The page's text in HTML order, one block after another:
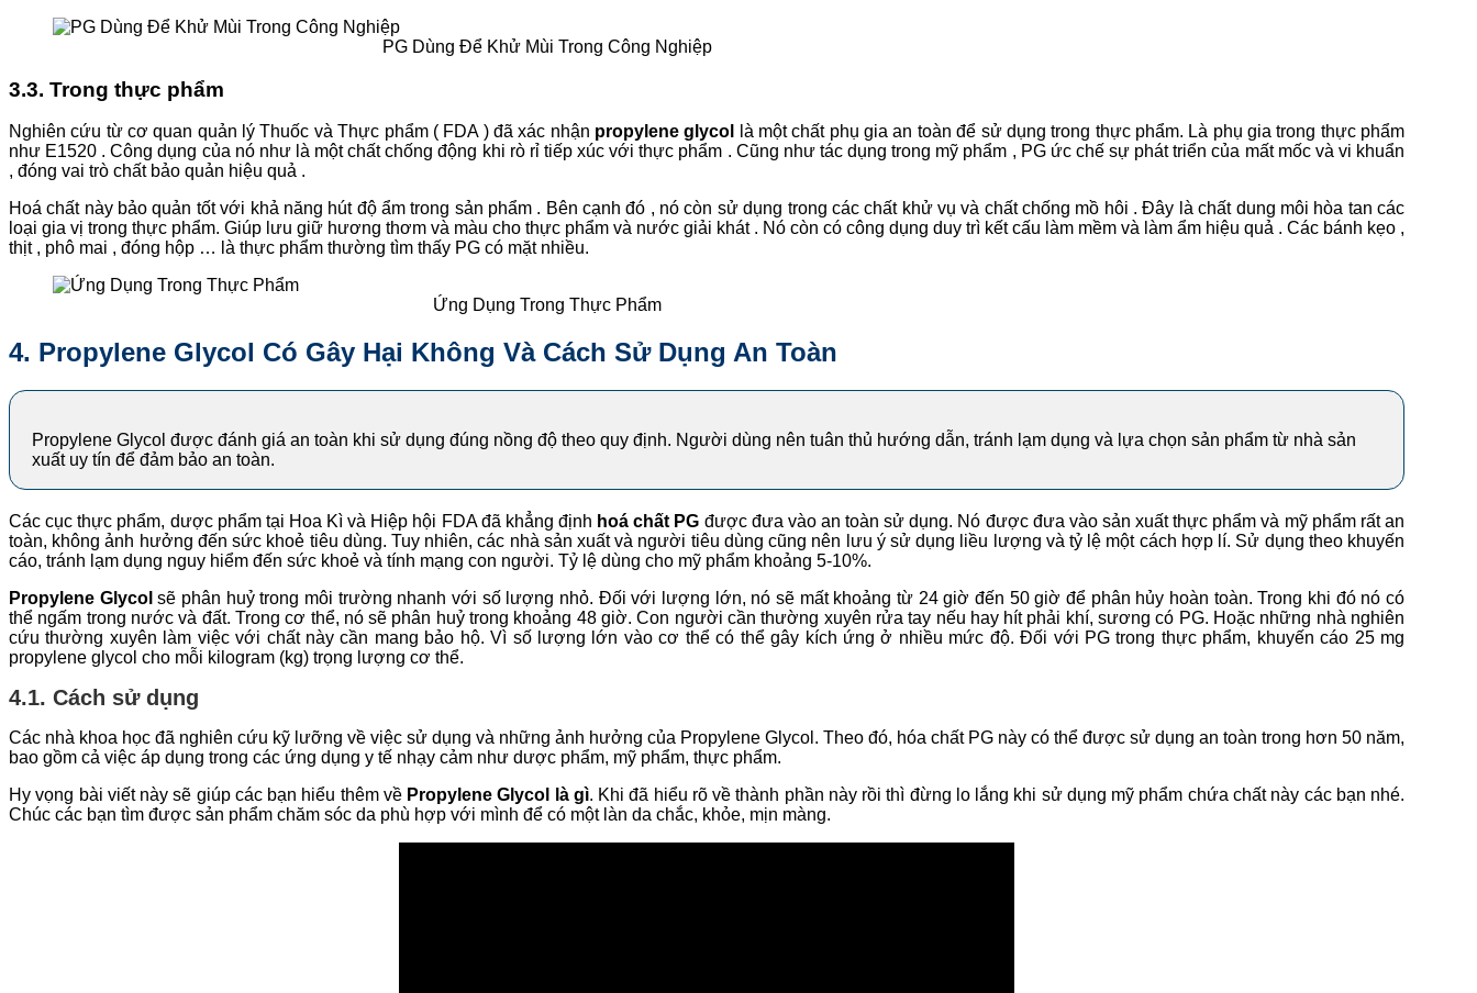
PG Dùng Để Khử Mùi Trong Công Nghiệp
3.3. Trong thực phẩm
Nghiên cứu từ cơ quan quản lý Thuốc và Thực phẩm ( FDA ) đã xác nhận propylene glycol
là một chất phụ gia an toàn để sử dụng trong thực phẩm. Là phụ gia trong thực phẩm
như E1520 . Công dụng của nó như là một chất chống động khi rò rỉ tiếp xúc với thực phẩm . Cũng như tác dụng trong mỹ phẩm , PG ức chế sự phát triển của mất mốc và vi khuẩn
, đóng vai trò chất bảo quản hiệu quả .
Hoá chất này bảo quản tốt với khả năng hút độ ẩm trong sản phẩm . Bên cạnh đó , nó còn sử dụng trong các chất khử vụ và chất chống mồ hôi . Đây là chất dung môi hòa tan các
loại gia vị trong thực phẩm. Giúp lưu giữ hương thơm và màu cho thực phẩm và nước giải khát . Nó còn có công dụng duy trì kết cấu làm mềm và làm ẩm hiệu quả . Các bánh kẹo ,
thịt , phô mai , đóng hộp … là thực phẩm thường tìm thấy PG có mặt nhiều.
Ứng Dụng Trong Thực Phẩm
4. Propylene Glycol Có Gây Hại Không Và Cách Sử Dụng An Toàn
Propylene Glycol được đánh giá an toàn khi sử dụng đúng nồng độ theo quy định. Người dùng nên tuân thủ hướng dẫn, tránh lạm dụng và lựa chọn sản phẩm từ nhà sản
xuất uy tín để đảm bảo an toàn.
Các cục thực phẩm, dược phẩm tại Hoa Kì và Hiệp hội FDA đã khẳng định hoá chất PG được đưa vào an toàn sử dụng. Nó được đưa vào sản xuất thực phẩm và mỹ phẩm rất an
toàn, không ảnh hưởng đến sức khoẻ tiêu dùng. Tuy nhiên, các nhà sản xuất và người tiêu dùng cũng nên lưu ý sử dụng liều lượng và tỷ lệ một cách hợp lí. Sử dụng theo khuyến
cáo, tránh lạm dụng nguy hiểm đến sức khoẻ và tính mạng con người. Tỷ lệ dùng cho mỹ phẩm khoảng 5-10%.
Propylene Glycol sẽ phân huỷ trong môi trường nhanh với số lượng nhỏ. Đối với lượng lớn, nó sẽ mất khoảng từ 24 giờ đến 50 giờ để phân hủy hoàn toàn. Trong khi đó nó có
thể ngấm trong nước và đất. Trong cơ thể, nó sẽ phân huỷtrong khoảng 48 giờ. Con người cần thường xuyên rửa tay nếu hay hít phải khí, sương có PG. Hoặc những nhà nghiên
cứu thường xuyên làm việc với chất này cần mang bảo hộ. Vì số lượng lớn vào cơ thể có thể gây kích ứng ở nhiều mức độ. Đối với PG trong thực phẩm, khuyến cáo 25 mg
propylene glycol cho mỗi kilogram (kg) trọng lượng cơ thể.
4.1. Cách sử dụng
Các nhà khoa học đã nghiên cứu kỹ lưỡng về việc sử dụng và những ảnh hưởng của Propylene Glycol. Theo đó, hóa chất PG này có thể được sử dụng an toàn trong hơn 50 năm,
bao gồm cả việc áp dụng trong các ứng dụng y tế nhạy cảm như dược phẩm, mỹ phẩm, thực phẩm.
Hy vọng bài viết này sẽ giúp các bạn hiểu thêm về Propylene Glycol là gì. Khi đã hiểu rõ về thành phần này rồi thì đừng lo lắng khi sử dụng mỹ phẩm chứa chất này các bạn nhé.
Chúc các bạn tìm được sản phẩm chăm sóc da phù hợp với mình để có một làn da chắc, khỏe, mịn màng.